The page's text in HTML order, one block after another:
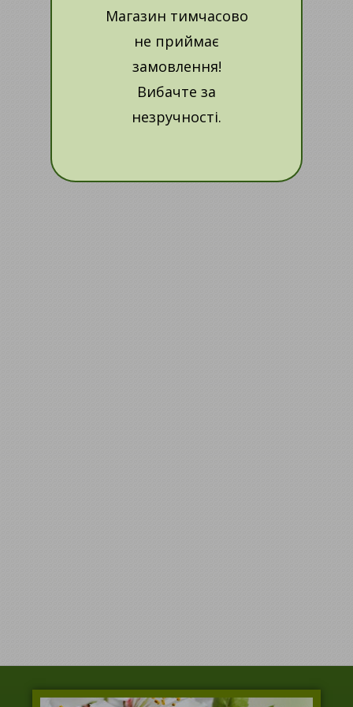
Магазин тимчасово
не приймає
замовлення!
Вибачте за
незручності.